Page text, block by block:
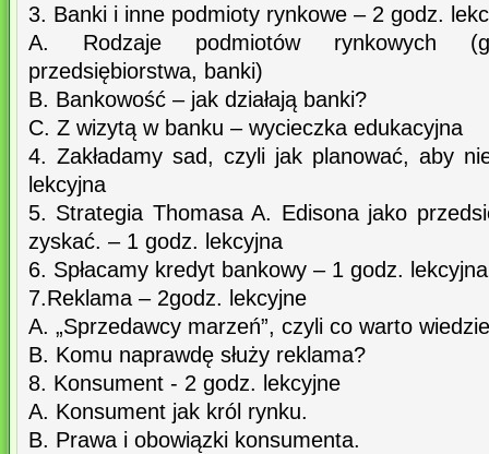
3. Banki i inne podmioty rynkowe – 2 godz.
A. Rodzaje podmiotów rynkowych
przedsiębiorstwa, banki)
B. Bankowość – jak działają banki?
C. Z wizytą w banku – wycieczka edukacyjna
4. Zakładamy sad, czyli jak planować, aby
lekcyjna
5. Strategia Thomasa A. Edisona jako
zyskać. – 1 godz. lekcyjna
6. Spłacamy kredyt bankowy – 1 godz.
7.Reklama – 2godz. lekcyjne
A. „Sprzedawcy marzeń”, czyli co warto
B. Komu naprawdę służy reklama?
8. Konsument - 2 godz. lekcyjne
A. Konsument jak król rynku.
B. Prawa i obowiązki konsumenta.